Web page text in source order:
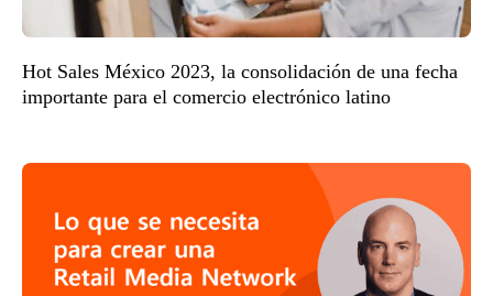
Hot Sales México 2023, la consolidación de una fecha
importante para el comercio electrónico latino